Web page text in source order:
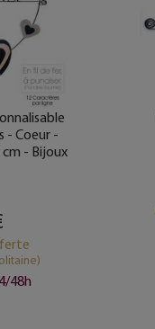
- Coeur -
- Bijoux
48h